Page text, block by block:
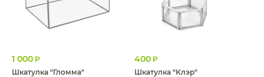
1 000 Р
Шкатулка "Гломма"
400 Р
Шкатулка "Клэр"